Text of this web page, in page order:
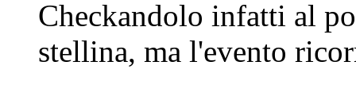
Checkandolo infatti al
stellina, ma l'evento